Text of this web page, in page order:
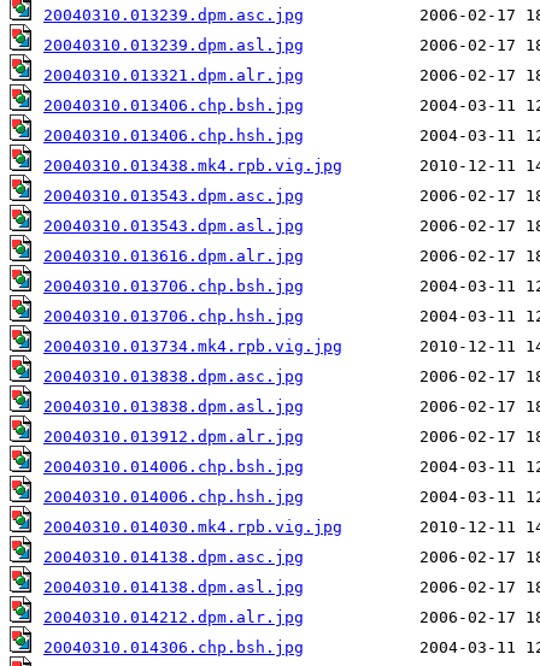
20040310.013239.dpm.asc.jpg
20040310.013239.dpm.asl.jpg
20040310.013321.dpm.alr.jpg
20040310.013406.chp.bsh.jpg
20040310.013406.chp.hsh.jpg
20040310.013438.mk4.rpb.vig.jpg
20040310.013543.dpm.asc.jpg
20040310.013543.dpm.asl.jpg
20040310.013616.dpm.alr.jpg
20040310.013706.chp.bsh.jpg
20040310.013706.chp.hsh.jpg
20040310.013734.mk4.rpb.vig.jpg
20040310.013838.dpm.asc.jpg
20040310.013838.dpm.asl.jpg
20040310.013912.dpm.alr.jpg
20040310.014006.chp.bsh.jpg
20040310.014006.chp.hsh.jpg
20040310.014030.mk4.rpb.vig.jpg
20040310.014138.dpm.asc.jpg
20040310.014138.dpm.asl.jpg
20040310.014212.dpm.alr.jpg
20040310.014306.chp.bsh.jpg